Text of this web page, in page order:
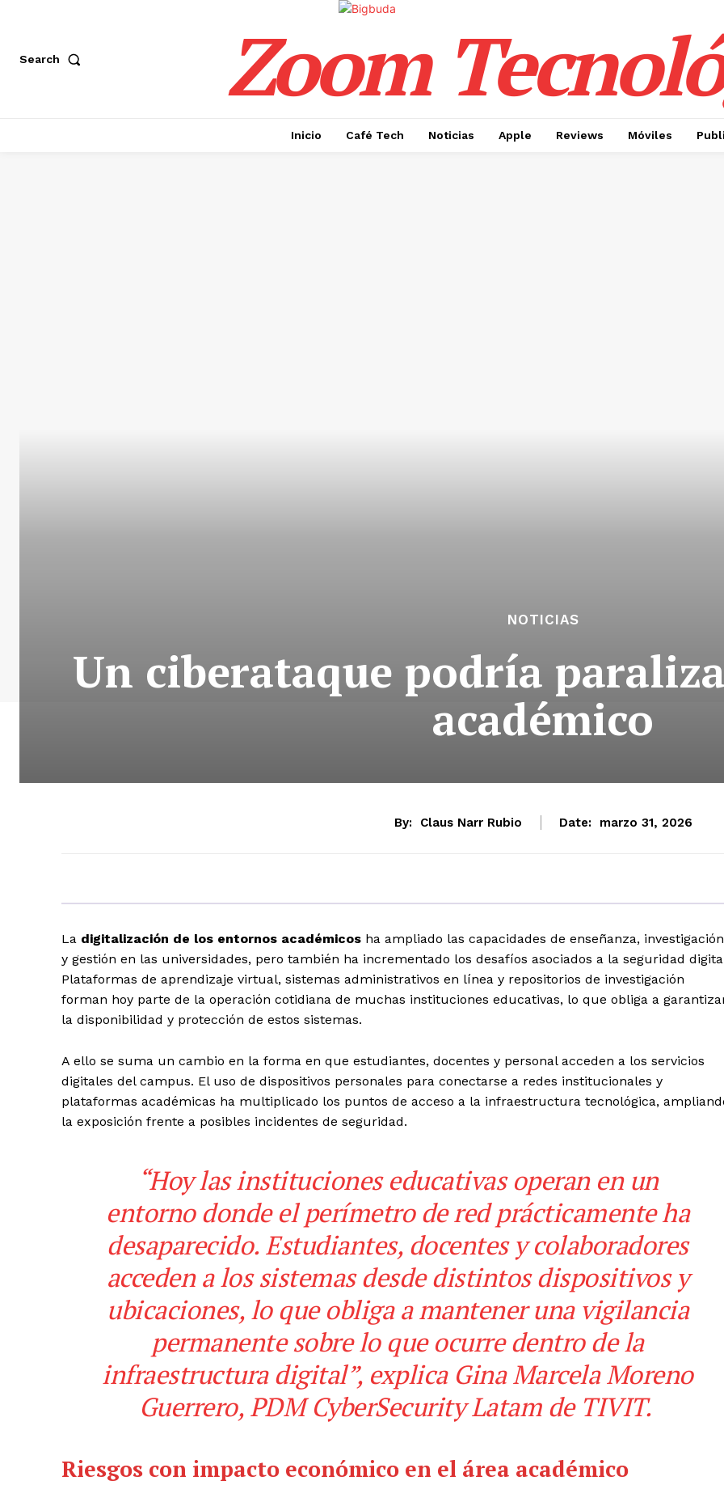
Search Zoom
Inicio Café Tech Noticias Apple Reviews Móviles
NOTICIAS
Un ciberataque podría
académico
By: Claus Narr Rubio Date: marzo 31, 2026
La digitalización de los entornos académicos ha ampliado las capacidades de enseñanza, investigación
y gestión en las universidades, pero también ha incrementado los desafíos asociados a la seguridad
Plataformas de aprendizaje virtual, sistemas administrativos en línea y repositorios de investigación
forman hoy parte de la operación cotidiana de muchas instituciones educativas, lo que obliga a
la disponibilidad y protección de estos sistemas.
A ello se suma un cambio en la forma en que estudiantes, docentes y personal acceden a los servicios
digitales del campus. El uso de dispositivos personales para conectarse a redes institucionales y
plataformas académicas ha multiplicado los puntos de acceso a la infraestructura tecnológica,
la exposición frente a posibles incidentes de seguridad.
“Hoy las instituciones educativas operan en un
entorno donde el perímetro de red prácticamente ha
desaparecido. Estudiantes, docentes y colaboradores
acceden a los sistemas desde distintos dispositivos y
ubicaciones, lo que obliga a mantener una vigilancia
permanente sobre lo que ocurre dentro de la
infraestructura digital”, explica Gina Marcela Moreno
Guerrero, PDM CyberSecurity Latam de TIVIT.
Riesgos con impacto económico en el área académico